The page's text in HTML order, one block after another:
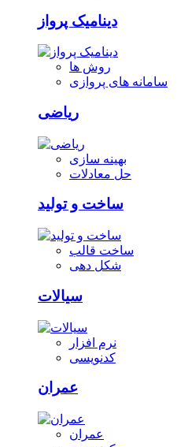
دینامیک پرواز
روش ها
سامانه های پروازی
ریاضی
بهینه سازی
حل معادلات
ساخت و تولید
ساخت قالب
شکل دهی
سیالات
نرم افزار
کدنویسی
عمران
عمران